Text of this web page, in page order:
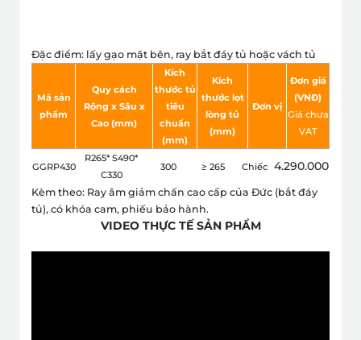
Đặc điểm: lấy gạo mặt bên, ray bắt đáy tủ hoặc vách tủ
Mã sản
phẩm
Quy cách
Rộng x Sâu x
Cao (mm)
Kích
thước tủ
tiêu
chuẩn
(mm)
Kích
thước lọt
lòng tủ
(mm)
Đơn vị
Đơn giá
(VNÐ)
Giá chưa
VAT
GGRP430
R265* S490*
C330
300 ≥ 265 Chiếc 4.290.000
Kèm theo: Ray âm giảm chấn cao cấp của Đức (bắt đáy
tủ), có khóa cam, phiếu bảo hành.
VIDEO THỰC TẾ SẢN PHẨM